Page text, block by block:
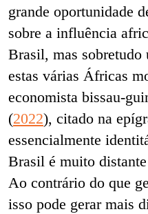
grande oportunidade
sobre a influência
Brasil, mas sobretudo
estas várias Áfricas
economista bissau-
(2022), citado na
essencialmente
Brasil é muito
Ao contrário do que
isso pode gerar mais